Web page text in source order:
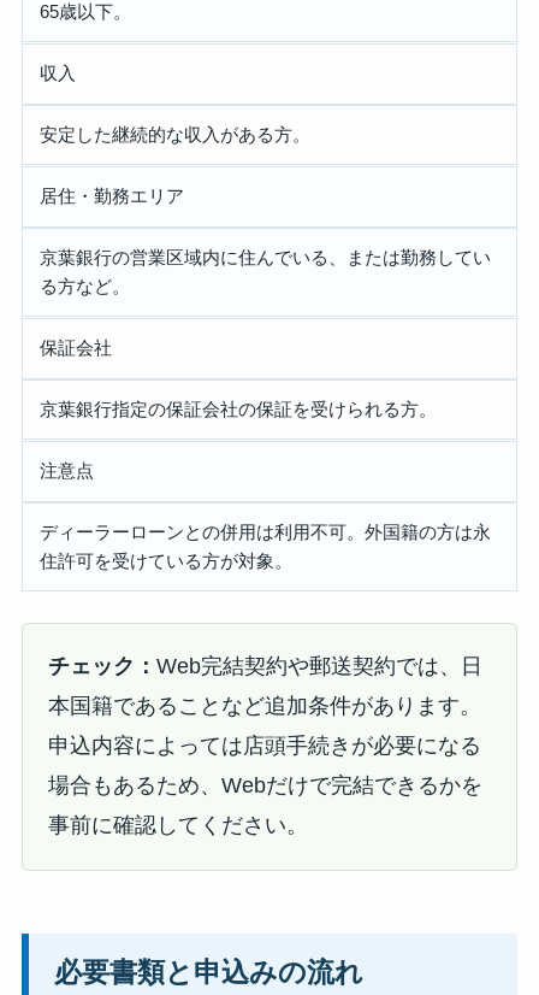
65歳以下。
収入
安定した継続的な収入がある方。
居住・勤務エリア
京葉銀行の営業区域内に住んでいる、または勤務してい
る方など。
保証会社
京葉銀行指定の保証会社の保証を受けられる方。
注意点
ディーラーローンとの併用は利用不可。外国籍の方は永
住許可を受けている方が対象。
チェック：Web完結契約や郵送契約では、日
本国籍であることなど追加条件があります。
申込内容によっては店頭手続きが必要になる
場合もあるため、Webだけで完結できるかを
事前に確認してください。
必要書類と申込みの流れ